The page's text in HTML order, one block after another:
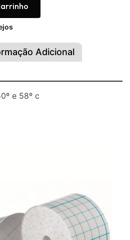
Adicional
e 58º c